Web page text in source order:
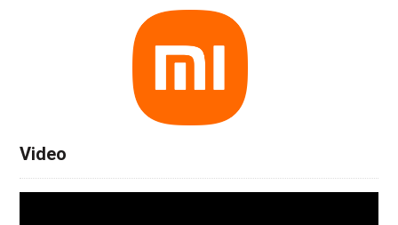
Video